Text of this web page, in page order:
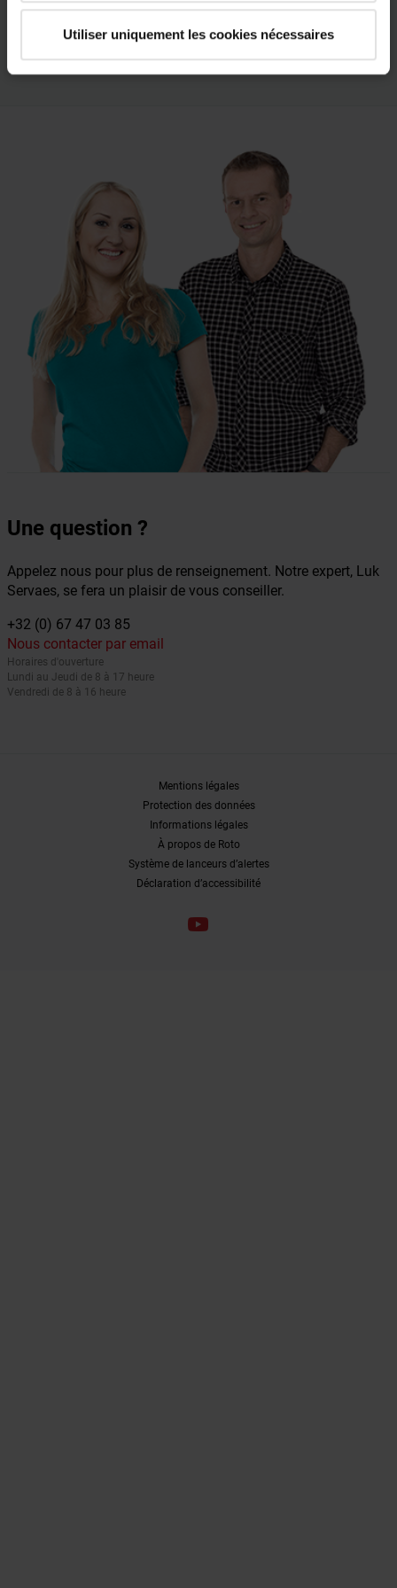
Utiliser uniquement les cookies nécessaires
Déposer un signalementkeyboard_arrow_right
Une question ?
Appelez nous pour plus de renseignement. Notre expert, Luk
Servaes, se fera un plaisir de vous conseiller.
+32 (0) 67 47 03 85
Nous contacter par email
Horaires d'ouverture
Lundi au Jeudi de 8 à 17 heure
Vendredi de 8 à 16 heure
Mentions légales
Protection des données
Informations légales
À propos de Roto
Système de lanceurs d’alertes
Déclaration d’accessibilité